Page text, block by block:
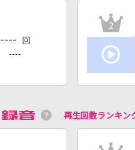
---- 回
----
2
再生回数ランキン